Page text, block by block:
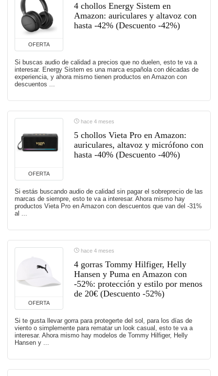
OFERTA
4 chollos Energy Sistem en
Amazon: auriculares y altavoz con
hasta -42% (Descuento -42%)
Si buscas audio de calidad a precios que no duelen, esto te va a
interesar. Energy Sistem es una marca española con décadas de
experiencia, y ahora mismo tienen productos en Amazon con
descuentos ...
OFERTA
hace 4 meses
5 chollos Vieta Pro en Amazon:
auriculares, altavoz y micrófono con
hasta -40% (Descuento -40%)
Si estás buscando audio de calidad sin pagar el sobreprecio de las
marcas de siempre, esto te va a interesar. Ahora mismo hay
productos Vieta Pro en Amazon con descuentos que van del -31%
al ...
OFERTA
hace 4 meses
4 gorras Tommy Hilfiger, Helly
Hansen y Puma en Amazon con
-52%: protección y estilo por menos
de 20€ (Descuento -52%)
Si te gusta llevar gorra para protegerte del sol, para los días de
viento o simplemente para rematar un look casual, esto te va a
interesar. Ahora mismo hay modelos de Tommy Hilfiger, Helly
Hansen y ...